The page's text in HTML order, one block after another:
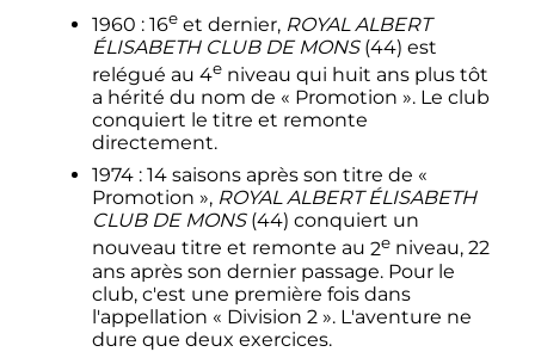
1960 : 16eet dernier, ROYAL ALBERT
ÉLISABETH CLUB DE MONS(44) est
relégué au 4eniveau qui huit ans plus tôt
a hérité du nom de « Promotion ». Le club
conquiert le titre et remonte
directement.
1974 : 14 saisons après son titre de «
Promotion », ROYAL ALBERT ÉLISABETH
CLUB DE MONS(44) conquiert un
nouveau titre et remonte au 2eniveau, 22
ans après son dernier passage. Pour le
club, c'est une première fois dans
l'appellation « Division 2 ». L'aventure ne
dure que deux exercices.